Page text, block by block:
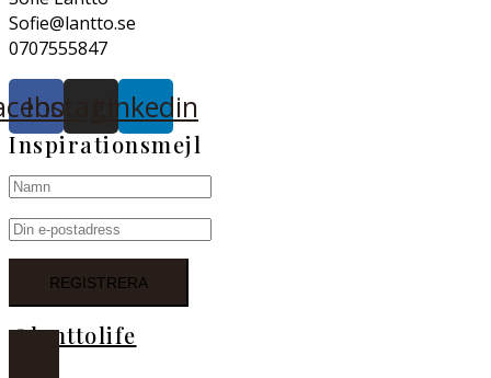
Sofie@lantto.se
0707555847
InstagramLinkedin
Inspirationsmejl
@lanttolife